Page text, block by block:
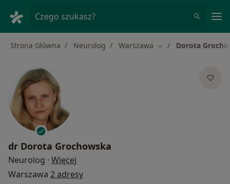
Czego szukasz?
Strona Główna Neurolog Warszawa Zmień miasto
Dorota
dr Dorota Grochowska
Neurolog · Więcej
Warszawa 2 adresy